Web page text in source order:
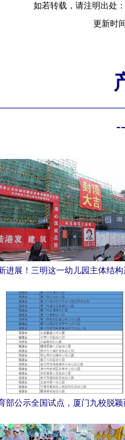
如若转载，请注明出处
更新时
进展！三明这一幼儿园主体结构
部公示全国试点，厦门九校脱颖